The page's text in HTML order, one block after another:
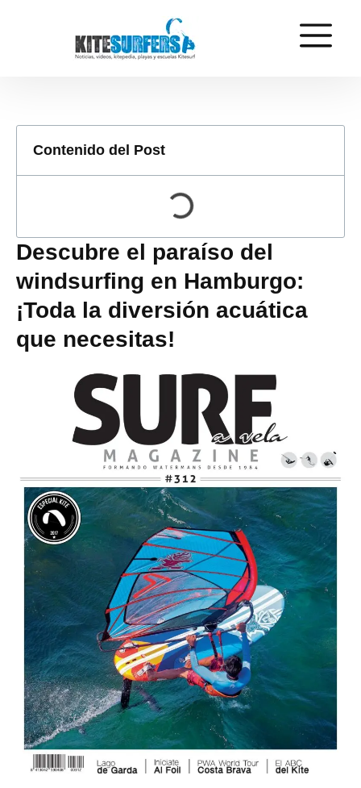
Descubre el paraíso del
windsurfing en Hamburgo:
¡Toda la diversión acuática
que necesitas!
Contenido del Post